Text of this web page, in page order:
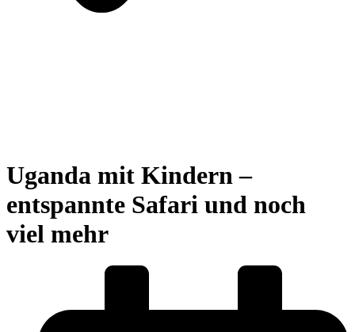
Uganda mit Kindern –
entspannte Safari und noch
viel mehr